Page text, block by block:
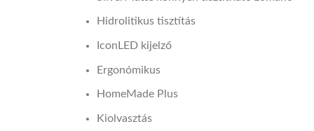
Hidrolitikus tisztítás
IconLED kijelző
Ergonómikus
HomeMade Plus
Kiolvasztás